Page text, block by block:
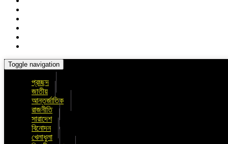
Toggle navigation
প্রচ্ছদ
জাতীয়
আন্তর্জাতিক
রাজনীতি
সারাদেশ
বিনোদন
খেলাধুলা